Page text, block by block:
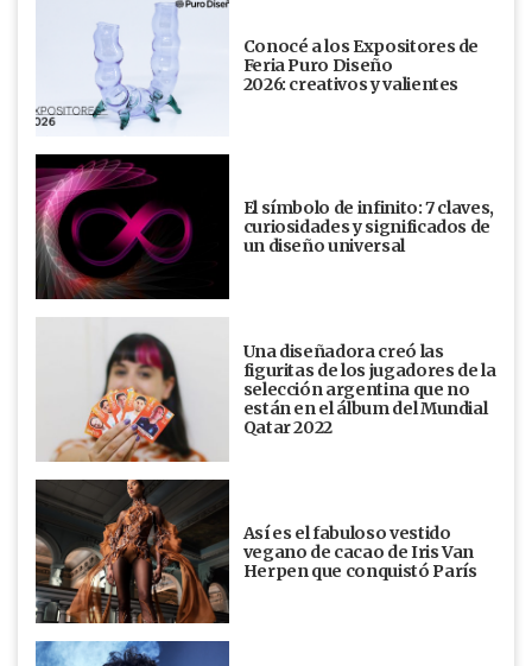
Conocé a los Expositores de
Feria Puro Diseño
2026: creativos y valientes
El símbolo de infinito: 7 claves,
curiosidades y significados de
un diseño universal
Una diseñadora creó las
figuritas de los jugadores de la
selección argentina que no
están en el álbum del Mundial
Qatar 2022
Así es el fabuloso vestido
vegano de cacao de Iris Van
Herpen que conquistó París